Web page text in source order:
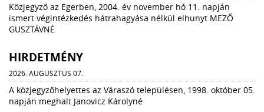
Közjegyző az Egerben, 2004. év november hó 11. napján
ismert végintézkedés hátrahagyása nélkül elhunyt MEZŐ
GUSZTÁVNÉ
HIRDETMÉNY
2026. AUGUSZTUS 07.
A közjegyzőhelyettes az Váraszó településen, 1998. október 05.
napján meghalt Janovicz Károlyné